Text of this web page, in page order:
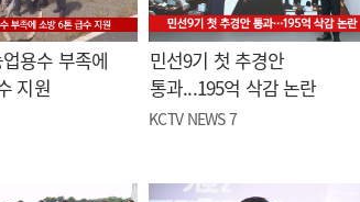
용수 부족에
지원
민선9기 첫 추경안
통과...195억 삭감 논란
KCTV NEWS 7